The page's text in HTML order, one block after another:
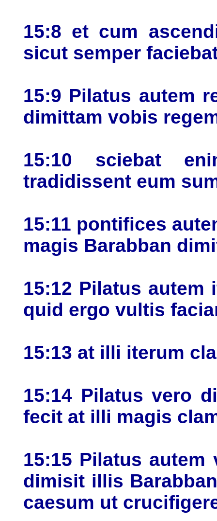
15:8 et cum
sicut semper
15:9 Pilatus autem
dimittam vobis
15:10 sciebat
tradidissent eum
15:11 pontifices
magis Barabban
15:12 Pilatus
quid ergo vultis
15:13 at illi iterum
15:14 Pilatus vero
fecit at illi magis
15:15 Pilatus
dimisit illis
caesum ut